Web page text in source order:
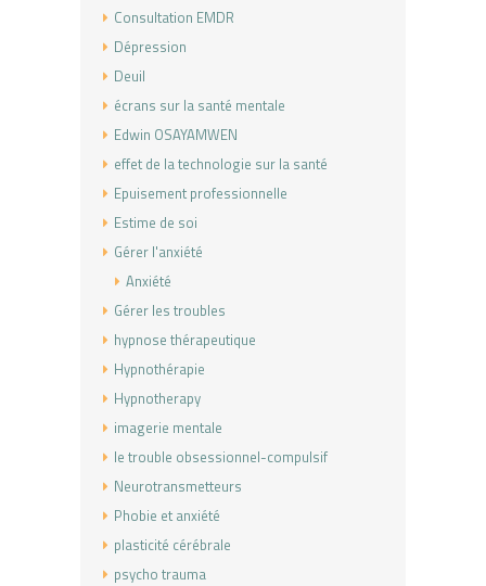
Consultation EMDR
Dépression
Deuil
écrans sur la santé mentale
Edwin OSAYAMWEN
effet de la technologie sur la santé
Epuisement professionnelle
Estime de soi
Gérer l'anxiété
Anxiété
Gérer les troubles
hypnose thérapeutique
Hypnothérapie
Hypnotherapy
imagerie mentale
le trouble obsessionnel-compulsif
Neurotransmetteurs
Phobie et anxiété
plasticité cérébrale
psycho trauma